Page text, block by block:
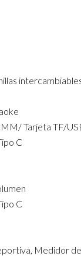
MM/ Tarjeta TF/
C
C
Medidor